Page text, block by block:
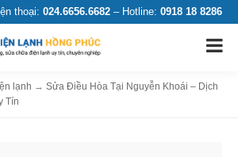
thoại: 024.6656.6682 – Hotline: 0918 18 8286
lạnh → Sửa Điều Hòa Tại Nguyễn Khoái – Dịch
Tín